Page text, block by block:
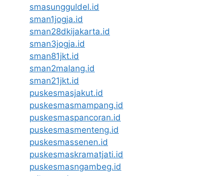
smasungguldel.id
sman1jogja.id
sman28dkijakarta.id
sman3jogja.id
sman81jkt.id
sman2malang.id
sman21jkt.id
puskesmasjakut.id
puskesmasmampang.id
puskesmaspancoran.id
puskesmasmenteng.id
puskesmassenen.id
puskesmaskramatjati.id
puskesmasngambeg.id